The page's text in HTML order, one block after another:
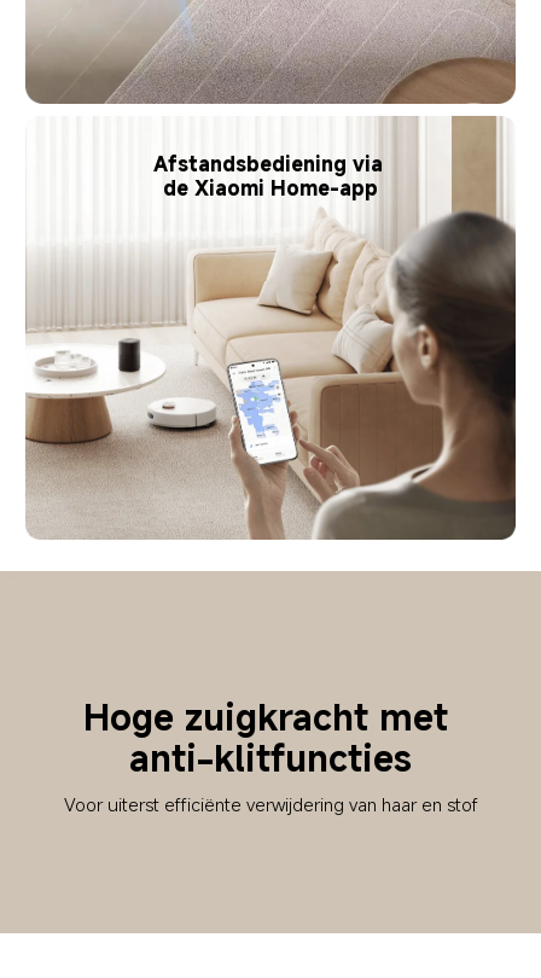
Afstandsbediening via
de Xiaomi Home-app
Hoge zuigkracht met
anti-klitfuncties
Voor uiterst efficiënte verwijdering van haar en stof